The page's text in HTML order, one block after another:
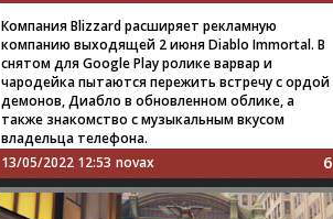
Компания Blizzard расширяет рекламную
компанию выходящей 2 июня Diablo Immortal. В
снятом для Google Play ролике варвар и
чародейка пытаются пережить встречу с ордой
демонов, Диабло в обновленном облике, а
также знакомство с музыкальным вкусом
владельца телефона.
13/05/2022 12:53 novax 6